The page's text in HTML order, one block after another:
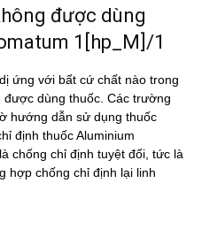
được dùng
1[hp_M]/1
ứng với bất cứ chất nào trong
dùng thuốc. Các trường
hướng dẫn sử dụng thuốc
định thuốc Aluminium
chống chỉ định tuyệt đối, tức là
hợp chống chỉ định lại linh